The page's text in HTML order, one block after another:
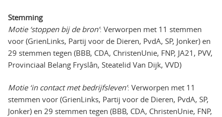
Stemming
Motie ‘stoppen bij de bron’: Verworpen met 11 stemmen
voor (GrienLinks, Partij voor de Dieren, PvdA, SP, Jonker) en
29 stemmen tegen (BBB, CDA, ChristenUnie, FNP, JA21, PVV,
Provinciaal Belang Fryslân, Steatelid Van Dijk, VVD)
Motie ‘in contact met bedrijfsleven’: Verworpen met 11
stemmen voor (GrienLinks, Partij voor de Dieren, PvdA, SP,
Jonker) en 29 stemmen tegen (BBB, CDA, ChristenUnie, FNP,